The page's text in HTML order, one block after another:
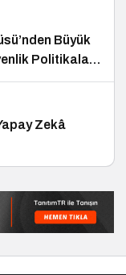
Büyük
Politikaları
Zekâ